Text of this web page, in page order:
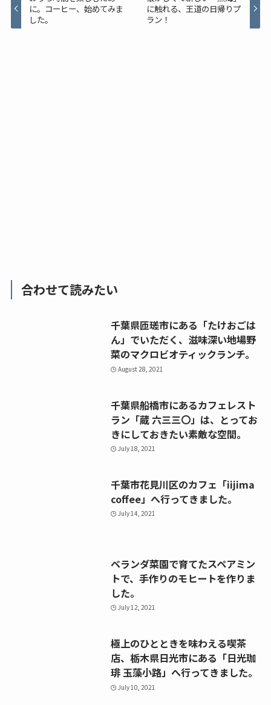
に。コーヒー、始めてみま
した。
に触れる、王道の日帰りプ
ラン！
合わせて読みたい
千葉県匝瑳市にある「たけおごは
ん」でいただく、滋味深い地場野
菜のマクロビオティックランチ。
August 28, 2021
千葉県船橋市にあるカフェレスト
ラン「蔵 六三三〇」は、とってお
きにしておきたい素敵な空間。
July 18, 2021
千葉市花見川区のカフェ「iijima
coffee」へ行ってきました。
July 14, 2021
ベランダ菜園で育てたスペアミン
トで、手作りのモヒートを作りま
した。
July 12, 2021
極上のひとときを味わえる喫茶
店、栃木県日光市にある「日光珈
琲 玉藻小路」へ行ってきました。
July 10, 2021